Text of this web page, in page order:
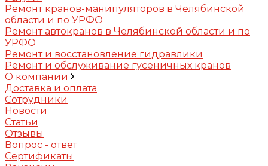
Ремонт кранов-манипуляторов в Челябинской
области и по УРФО
Ремонт автокранов в Челябинской области и по
УРФО
Ремонт и восстановление гидравлики
Ремонт и обслуживание гусеничных кранов
О компании
Доставка и оплата
Сотрудники
Новости
Статьи
Отзывы
Вопрос - ответ
Сертификаты